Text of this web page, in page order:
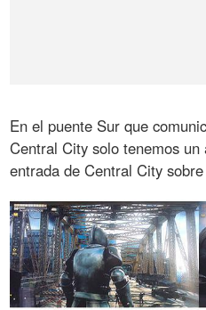
En el puente Sur que
Central City solo tenemos
entrada de Central City